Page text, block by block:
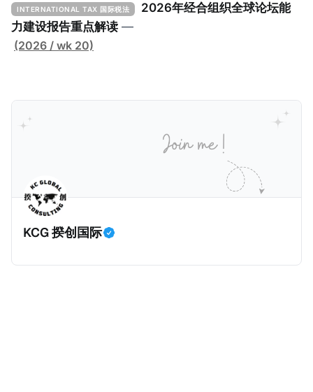
下： 一、 核心目标与背景 全球最低税规则旨在确保大
型跨国企业在其运营的每个司法管辖区支付至少15%的
最低税款。《工具包》主要目标是协助税务机关建立稳
INTERNATIONAL TAX 国际税法
2026年经合组织全球论坛能
力建设报告重点解读 —
(2026 / wk 20)
KCG 揆创国际